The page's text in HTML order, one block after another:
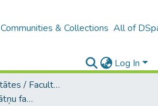
Communities & Collections All of
Log In
B4 – LU fakultātes / Faculties of the UL
A -- Humanitāro zinātņu fakultāte / Faculty of Humanities